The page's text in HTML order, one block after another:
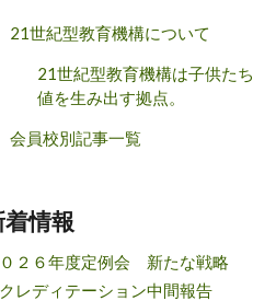
21世紀型教育機構について
21世紀型教育機構は子供た
値を生み出す拠点。
会員校別記事一覧
着情報
０２６年度定例会 新たな戦略
レディテーション中間報告